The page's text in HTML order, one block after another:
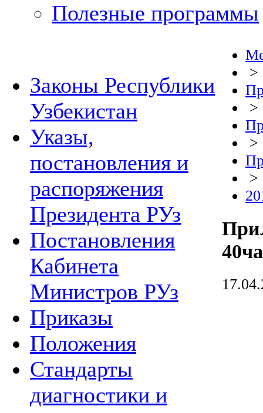
Полезные программы
Законы Республики
Узбекистан
Указы,
постановления и
распоряжения
Президента РУз
Постановления
Кабинета
Министров РУз
Приказы
Положения
Стандарты
диагностики и
>
>
>
>